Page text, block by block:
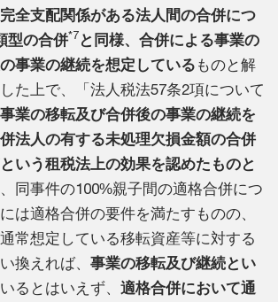
完全支配関係がある法人間の合併につ
型の合併*7と同様、合併による事業の
事業の継続を想定している ものと解
た上で、「法人税法57条2項について
業の移転及び合併後の事業の継続を
法人の有する未処理欠損金額の合併
いう租税法上の効果を認めたものと
、同事件の100%親子間の適格合併につ
は適格合併の要件を満たすものの、
常想定している移転資産等に対する
換えれば、 事業の移転及び継続とい
るとはいえず、 適格合併において通